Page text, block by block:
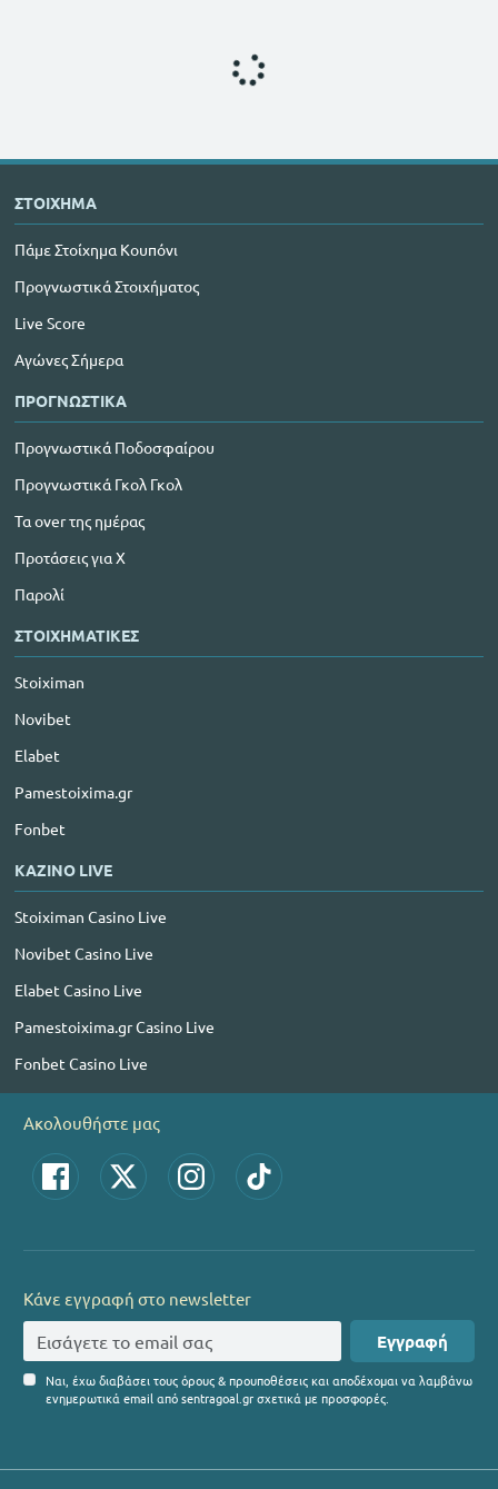
ΣΤΟΙΧΗΜΑ
Πάμε Στοίχημα Κουπόνι
Προγνωστικά Στοιχήματος
Live Score
Αγώνες Σήμερα
ΠΡΟΓΝΩΣΤΙΚΑ
Προγνωστικά Ποδοσφαίρου
Προγνωστικά Γκολ Γκολ
Τα over της ημέρας
Προτάσεις για Χ
Παρολί
ΣΤΟΙΧΗΜΑΤΙΚΕΣ
Stoiximan
Novibet
Elabet
Pamestoixima.gr
Fonbet
ΚΑΖΙΝΟ LIVE
Stoiximan Casino Live
Novibet Casino Live
Elabet Casino Live
Pamestoixima.gr Casino Live
Fonbet Casino Live
Ακολουθήστε μας
Κάνε εγγραφή στο newsletter
Εγγραφή
Ναι, έχω διαβάσει τους όρους & προυποθέσεις και αποδέχομαι να λαμβάνω
ενημερωτικά email από sentragoal.gr σχετικά με προσφορές.